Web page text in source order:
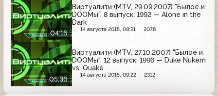
04:16
Виртуалити (MTV, 29.09.2007) "Былое и
DOOМы". 8 выпуск. 1992 — Alone in the
Dark
14 августа 2015, 09:21 2078
05:36
Виртуалити (MTV, 27.10.2007) "Былое и
DOOМы". 12 выпуск. 1996 — Duke Nukem
vs. Quake
14 августа 2015, 09:22 2312